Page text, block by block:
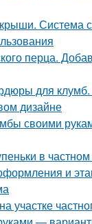
Система
перца.
для
дизайне
своими
в
и
участке